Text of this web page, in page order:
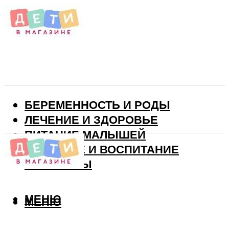
БЕРЕМЕННОСТЬ И РОДЫ
ЛЕЧЕНИЕ И ЗДОРОВЬЕ
ПИТАНИЕ МАЛЫШЕЙ
РАЗВИТИЕ И ВОСПИТАНИЕ
ВИТАМИНЫ
МЕНЮ
МЕНЮ